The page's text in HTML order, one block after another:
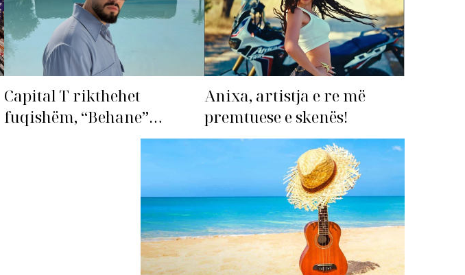
Capital T rikthehet
fuqishëm, “Behane”
premton të bëhet fiksimi i
Anixa, artistja e re më
premtuese e skenës!